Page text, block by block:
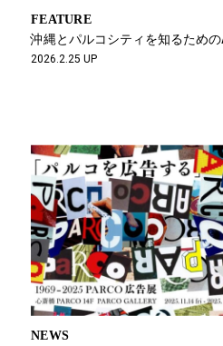
FEATURE
沖縄とパルコシティを知るため
2026.2.25 UP
NEWS